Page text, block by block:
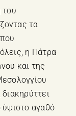
του
τα
η Πάτρα
και της
αγαθό